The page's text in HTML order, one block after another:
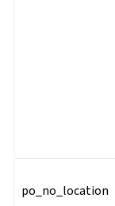
po_no_location